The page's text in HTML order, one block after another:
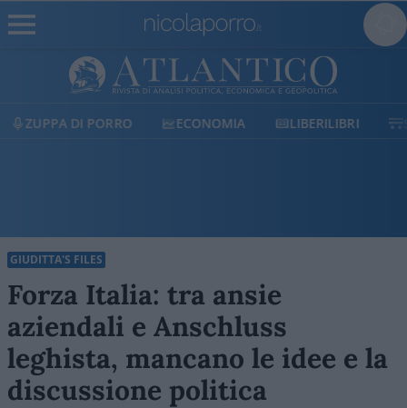
ECONOMIA LIBERILIBRI SHOP SOSTIENICI
GIUDITTA'S FILES
Forza Italia: tra ansie
aziendali e Anschluss
leghista, mancano le idee e la
discussione politica